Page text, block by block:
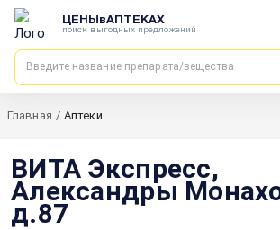
ЦЕНЫвАПТЕКАХ
поиск выгодных предложений
Главная / Аптеки
ВИТА Экспресс,
Александры
д.87